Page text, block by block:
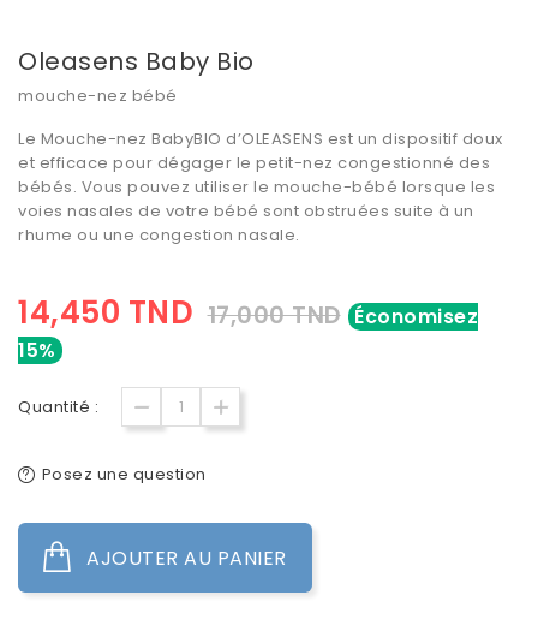
Oleasens Baby Bio
mouche-nez bébé
Le Mouche-nez BabyBIO d’OLEASENS est un dispositif doux
et efficace pour dégager le petit-nez congestionné des
bébés. Vous pouvez utiliser le mouche-bébé lorsque les
voies nasales de votre bébé sont obstruées suite à un
rhume ou une congestion nasale.
14,450 TND 17,000 TND Économisez
15%
Quantité :
Posez une question
AJOUTER AU PANIER